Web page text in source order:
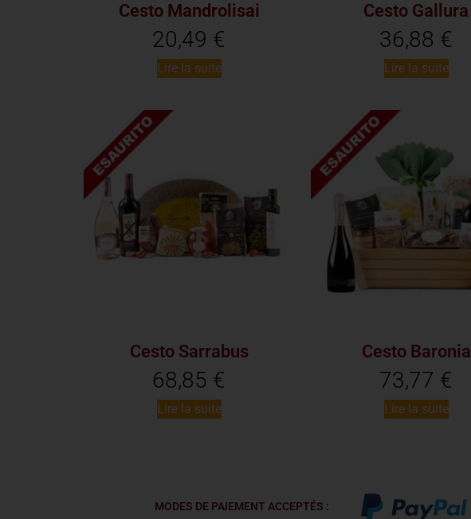
Cesto Mandrolisai
20,49 €
Lire la suite
Cesto Gallura
36,88 €
Lire la suite
Cesto Sarrabus
68,85 €
Lire la suite
Cesto Baronia
73,77 €
Lire la suite
MODES DE PAIEMENT ACCEPTÉS :